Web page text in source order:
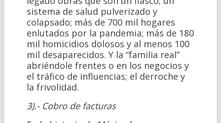
sistema de salud pulverizado y
colapsado; más de 700 mil hogares
enlutados por la pandemia; más de 180
mil homicidios dolosos y al menos 100
mil desaparecidos. Y la “familia real”
abriéndole frentes o en los negocios y
el tráfico de influencias; el derroche y
la frivolidad.
3).- Cobro de facturas